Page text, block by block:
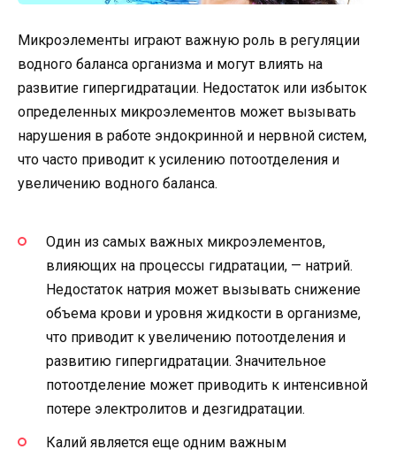
Микроэлементы играют важную роль в регуляции
водного баланса организма и могут влиять на
развитие гипергидратации. Недостаток или избыток
определенных микроэлементов может вызывать
нарушения в работе эндокринной и нервной систем,
что часто приводит к усилению потоотделения и
увеличению водного баланса.
Один из самых важных микроэлементов,
влияющих на процессы гидратации, — натрий.
Недостаток натрия может вызывать снижение
объема крови и уровня жидкости в организме,
что приводит к увеличению потоотделения и
развитию гипергидратации. Значительное
потоотделение может приводить к интенсивной
потере электролитов и дезгидратации.
Калий является еще одним важным